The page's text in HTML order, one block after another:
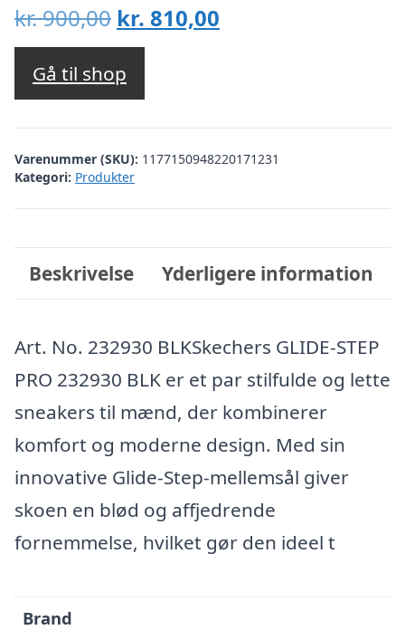
kr.900,00 Den
oprindelige
pris
var:
kr. 900,00.
kr. 810,00
kr. 810,00.
Gå til shop
Varenummer (SKU): 1177150948220171231
Kategori: Produkter
Beskrivelse Yderligere information
Art. No. 232930 BLKSkechers GLIDE-STEP
PRO 232930 BLK er et par stilfulde og lette
sneakers til mænd, der kombinerer
komfort og moderne design. Med sin
innovative Glide-Step-mellemsål giver
skoen en blød og affjedrende
fornemmelse, hvilket gør den ideel t
Brand